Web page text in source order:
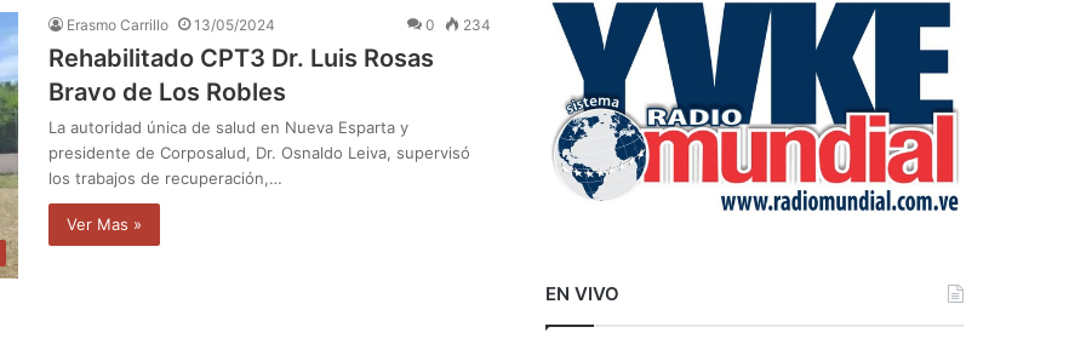
Erasmo Carrillo 13/05/2024 0 234
Rehabilitado CPT3 Dr. Luis Rosas
Bravo de Los Robles
La autoridad única de salud en Nueva Esparta y
presidente de Corposalud, Dr. Osnaldo Leiva, supervisó
los trabajos de recuperación,…
Ver Mas »
r
EN VIVO